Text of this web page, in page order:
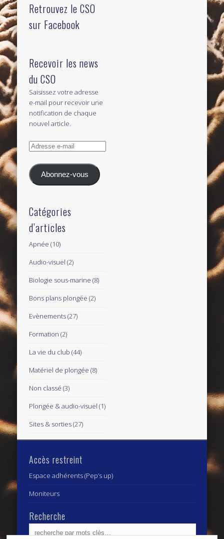
Retrouvez le CSO
sur Facebook
Recevoir les news
du CSO
Saisissez votre adresse
e-mail pour recevoir une
notification de chaque
nouvel article.
Adresse
mail
Abonnez-vous
Catégories
d’articles
Apnée (10)
Audio-visuel (2)
Biologie sous-marine (8)
Bons plans plongée (2)
Evènements(27)
Formation (2)
La vie du club (44)
Matériel de plongée (8)
Non classé (3)
Plongée & audio-visuel (1)
Sites & sorties(27)
Accès restreint
Espace adhérents (Pep’s up)
Moniteurs
Recherche